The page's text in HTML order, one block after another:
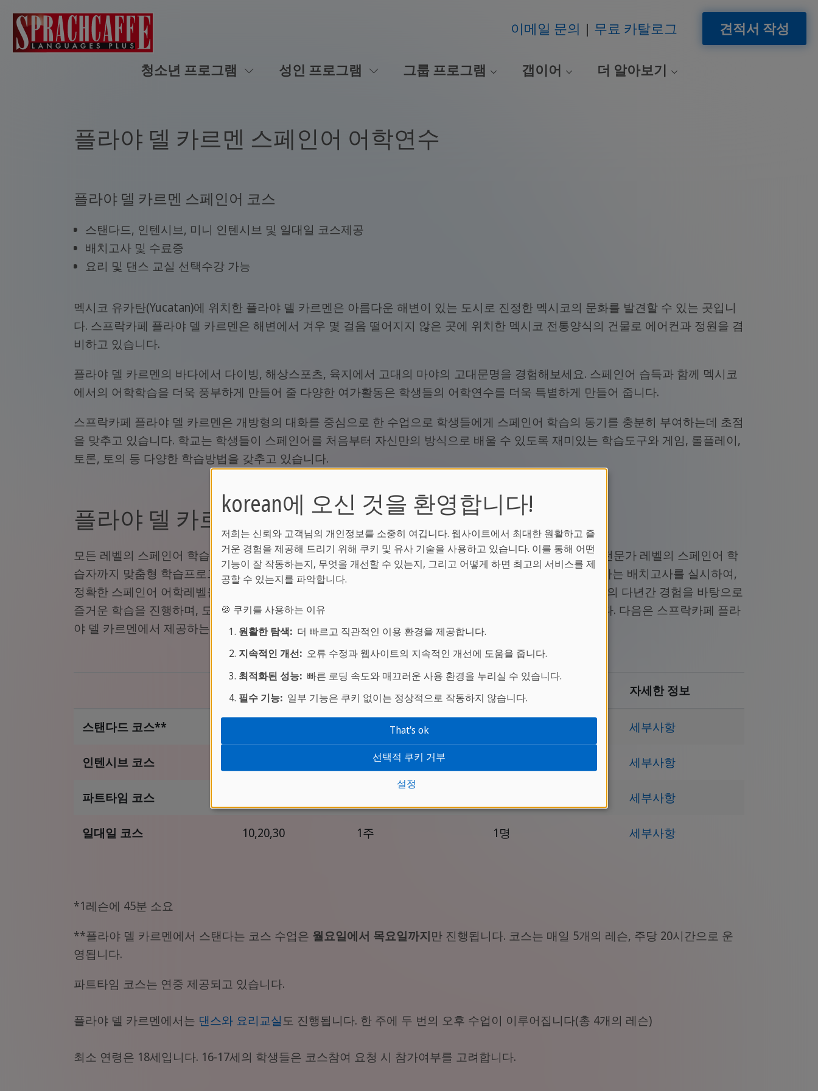
이메일 문의 무료 카탈로그 견적서 작성
청소년 프로그램 성인 프로그램 그룹 프로그램 갭이어 더 알아보기
플라야 델 카르멘 스페인어 어학연수
플라야 델 카르멘 스페인어 코스
스탠다드, 인텐시브, 미니 인텐시브 및 일대일 코스제공
배치고사 및 수료증
요리 및 댄스 교실 선택수강 가능
멕시코 유카탄(Yucatan)에 위치한 플라야 델 카르멘은 아름다운 해변이 있는 도시로 진정한 멕시코의 문화를 발견할 수 있는 곳입니
다. 스프락카페 플라야 델 카르멘은 해변에서 겨우 몇 걸음 떨어지지 않은 곳에 위치한 멕시코 전통양식의 건물로 에어컨과 정원을 겸
비하고 있습니다.
플라야 델 카르멘의 바다에서 다이빙, 해상스포츠, 육지에서 고대의 마야의 고대문명을 경험해보세요. 스페인어 습득과 함께 멕시코
에서의 어학학습을 더욱 풍부하게 만들어 줄 다양한 여가활동은 학생들의 어학연수를 더욱 특별하게 만들어 줍니다.
스프락카페 플라야 델 카르멘은 개방형의 대화를 중심으로 한 수업으로 학생들에게 스페인어 학습의 동기를 충분히 부여하는데 초점
을 맞추고 있습니다. 학교는 학생들이 스페인어를 처음부터 자신만의 방식으로 배울 수 있도록 재미있는 학습도구와 게임, 롤플레이,
토론, 토의 등 다양한 학습방법을 갖추고 있습니다.
플라야 델 카르멘 스페인어 코스
모든 레벨의 스페인어 학습자들에게 맞는 코스 프로그램을 갖추고 있는 플라야 델 카르멘은 초심자 부터 전문가 레벨의 스페인어 학
습자까지 맞춤형 학습프로그램을 제공합니다. 스프락카페는 어학코스에 참가하기 전에 어학레벨을 측정하는 배치고사를 실시하여,
정확한 스페인어 어학레벨을 측정합니다. 플라야 델 카르멘의 스페인어 어학코스는 공인을 받은 선생님들의 다년간 경험을 바탕으로
즐거운 학습을 진행하며, 모든 학생들이 원하는 어학목표를 성취할 수 있도록 모든 지원을 아끼지 않습니다. 다음은 스프락카페 플라
야 델 카르멘에서 제공하는
스페인어 코스에 관한 안내사항입니다:
주당 수업* 최소등록기간 최대반정원수 자세한 정보
스탠다드 코스** 세부사항
인텐시브 코스 1주 세부사항
파트타임 코스 세부사항
일대일 코스 10,20,30 1주 1명 세부사항
*1레슨에 45분 소요
**플라야 델 카르멘에서 스탠다는 코스 수업은 월요일에서 목요일까지만 진행됩니다. 코스는 매일 5개의 레슨, 주당 20시간으로 운
영됩니다.
파트타임 코스는 연중 제공되고 있습니다.
플라야 델 카르멘에서는 댄스와 요리교실도 진행됩니다. 한 주에 두 번의 오후 수업이 이루어집니다(총 4개의 레슨)
최소 연령은 18세입니다. 16-17세의 학생들은 코스참여 요청 시 참가여부를 고려합니다.
korean에 오신 것을 환영합니다!
저희는 신뢰와 고객님의 개인정보를 소중히 여깁니다. 웹사이트에서 최대한 원활하고 즐
거운 경험을 제공해 드리기 위해 쿠키 및 유사 기술을 사용하고 있습니다. 이를 통해 어떤
기능이 잘 작동하는지, 무엇을 개선할 수 있는지, 그리고 어떻게 하면 최고의 서비스를 제
공할 수 있는지를 파악합니다.
🍪 쿠키를 사용하는 이유
원활한 탐색:더 빠르고 직관적인 이용 환경을 제공합니다.
지속적인 개선:오류 수정과 웹사이트의 지속적인 개선에 도움을 줍니다.
최적화된 성능:빠른 로딩 속도와 매끄러운 사용 환경을 누리실 수 있습니다.
필수 기능:일부 기능은 쿠키 없이는 정상적으로 작동하지 않습니다.
설정
선택적 쿠키 거부
That's ok